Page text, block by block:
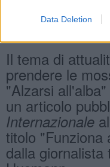
Data Deletion
Tipologia C (2
Il tema di
prendere le
"Alzarsi
un articolo
Internazionale
titolo "Funziona
dalla giornalista